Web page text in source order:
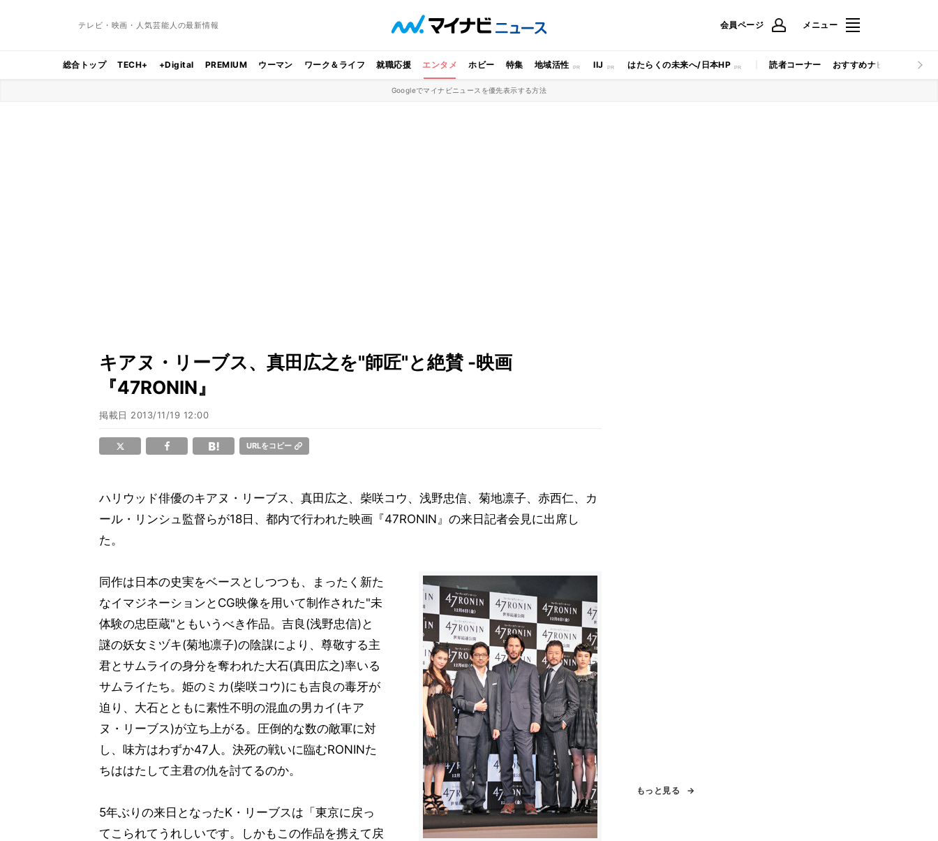
テレビ・映画・人気芸能人の最新情報 会員ページ メニュー
総合トップ TECH+ +Digital PREMIUM ウーマン ワーク＆ライフ 就職応援 エンタメ ホビー 特集 地域活性 IIJ はたらくの未来へ/日本HP 読者コーナー おすすめナビ マイナビ
Googleでマイナビニュースを優先表示する方法
キアヌ・リーブス、真田広之を"師匠"と絶賛 -映画
『47RONIN』
掲載日 2013/11/19 12:00
URLをコピー
ハリウッド俳優のキアヌ・リーブス、真田広之、柴咲コウ、浅野忠信、菊地凛子、赤西仁、カ
ール・リンシュ監督らが18日、都内で行われた映画『47RONIN』の来日記者会見に出席し
た。
同作は日本の史実をベースとしつつも、まったく新た
なイマジネーションとCG映像を用いて制作された"未
体験の忠臣蔵"ともいうべき作品。吉良(浅野忠信)と
謎の妖女ミヅキ(菊地凛子)の陰謀により、尊敬する主
君とサムライの身分を奪われた大石(真田広之)率いる
サムライたち。姫のミカ(柴咲コウ)にも吉良の毒牙が
迫り、大石とともに素性不明の混血の男カイ(キア
ヌ・リーブス)が立ち上がる。圧倒的な数の敵軍に対
し、味方はわずか47人。決死の戦いに臨むRONINた
ちははたして主君の仇を討てるのか。
5年ぶりの来日となったK・リーブスは「東京に戻っ
てこられてうれしいです。しかもこの作品を携えて戻
もっと見る